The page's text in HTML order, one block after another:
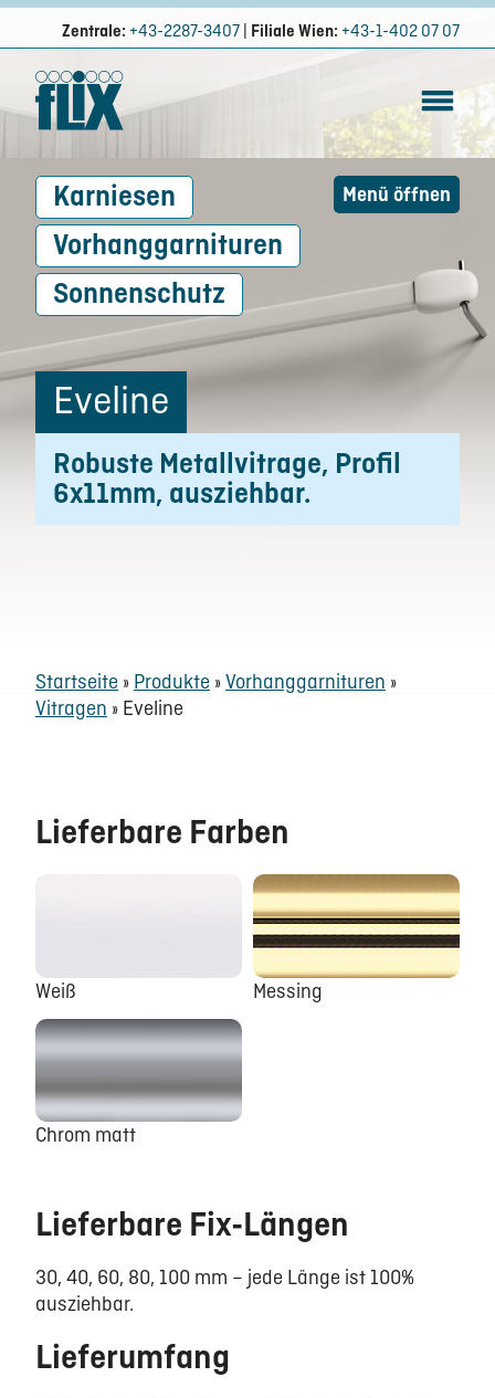
Zentrale: +43-2287-3407 Filiale Wien: +43-1-402 07 07
Menü öffnen
Karniesen
Vorhanggarnituren
Sonnenschutz
Eveline
Robuste Metallvitrage, Profil
6x11mm, ausziehbar.
Startseite »Produkte »Vorhanggarnituren »
Vitragen » Eveline
Lieferbare Farben
Weiß Messing
Chrom matt
Lieferbare Fix-Längen
30, 40, 60, 80, 100 mm – jede Länge ist 100%
ausziehbar.
Lieferumfang